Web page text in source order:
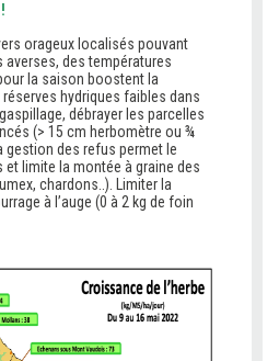
orageux localisés pouvant
averses, des températures
la saison boostent la
hydriques faibles dans
débrayer les parcelles
(> 15 cm herbomètre ou ¾
gestion des refus permet le
limite la montée à graine des
chardons..). Limiter la
à l’auge (0 à 2 kg de foin